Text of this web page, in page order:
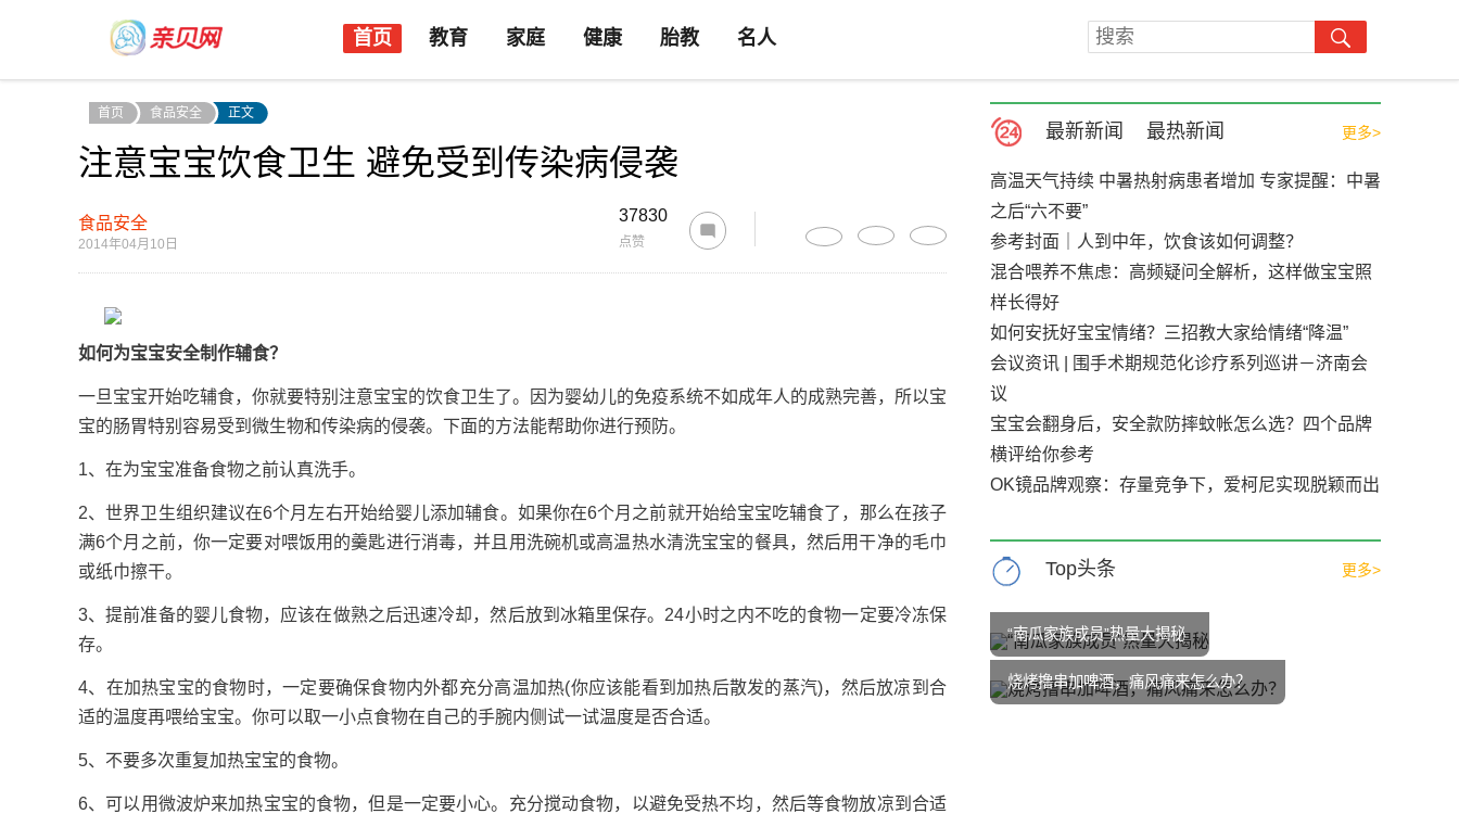
首页 教育 家庭 健康 胎教 名人
首页 食品安全 正文
注意宝宝饮食卫生 避免受到传染病侵袭
食品安全
2014年04月10日
37830
点赞
如何为宝宝安全制作辅食？
一旦宝宝开始吃辅食，你就要特别注意宝宝的饮食卫生了。因为婴幼儿的免疫系统不如成年人的成熟完善，所以宝
宝的肠胃特别容易受到微生物和传染病的侵袭。下面的方法能帮助你进行预防。
1、在为宝宝准备食物之前认真洗手。
2、世界卫生组织建议在6个月左右开始给婴儿添加辅食。如果你在6个月之前就开始给宝宝吃辅食了，那么在孩子
满6个月之前，你一定要对喂饭用的羹匙进行消毒，并且用洗碗机或高温热水清洗宝宝的餐具，然后用干净的毛巾
或纸巾擦干。
3、提前准备的婴儿食物，应该在做熟之后迅速冷却，然后放到冰箱里保存。24小时之内不吃的食物一定要冷冻保
存。
4、在加热宝宝的食物时，一定要确保食物内外都充分高温加热(你应该能看到加热后散发的蒸汽)，然后放凉到合
适的温度再喂给宝宝。你可以取一小点食物在自己的手腕内侧试一试温度是否合适。
5、不要多次重复加热宝宝的食物。
6、可以用微波炉来加热宝宝的食物，但是一定要小心。充分搅动食物，以避免受热不均，然后等食物放凉到合适
最新新闻 最热新闻 更多>
高温天气持续 中暑热射病患者增加 专家提醒：中暑
之后“六不要”
参考封面｜人到中年，饮食该如何调整？
混合喂养不焦虑：高频疑问全解析，这样做宝宝照
样长得好
如何安抚好宝宝情绪？三招教大家给情绪“降温”
会议资讯 | 围手术期规范化诊疗系列巡讲－济南会
议
宝宝会翻身后，安全款防摔蚊帐怎么选？四个品牌
横评给你参考
OK镜品牌观察：存量竞争下，爱柯尼实现脱颖而出
Top头条 更多>
“南瓜家族成员”热量大揭秘
烧烤撸串加啤酒，痛风痛来怎么办？